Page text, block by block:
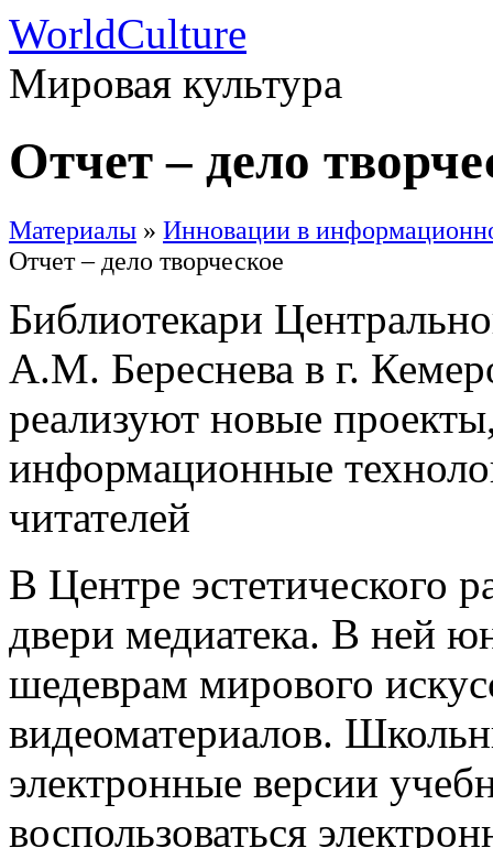
WorldCulture
Мировая культура
Отчет – дело
Материалы » Инновации в
Отчет – дело творческое
Библиотекари
А.М. Береснева в г.
реализуют новые
информационные
читателей
В Центре эстетического
двери медиатека. В ней
шедеврам мирового
видеоматериалов.
электронные версии
воспользоваться